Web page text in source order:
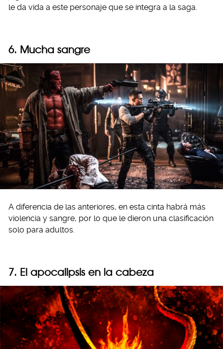
le da vida a este personaje que se integra a la saga.
6. Mucha sangre
A diferencia de las anteriores, en esta cinta habrá más
violencia y sangre, por lo que le dieron una clasificación
solo para adultos.
7. El apocalipsis en la cabeza